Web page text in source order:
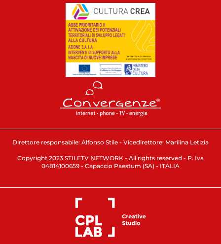
Direttore responsabile: Alfonso Stile - Vicedirettore: Marilina Letizia
Copyright 2023 STILETV NETWORK - All rights reserved - P. Iva
04814100659 - Capaccio Paestum (SA) - ITALIA